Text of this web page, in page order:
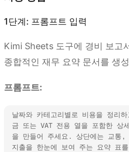
1단계: 프롬프트 입력
Kimi Sheets 도구에 경비 보고
종합적인 재무 요약 문서를 생
프롬프트:
날짜와 카테고리별로 비용을 정리
금 또는 VAT 전용 열을 포함한 상
을 만들어 주세요. 상단에는 교통
지출을 한눈에 보여 주는 요약 표